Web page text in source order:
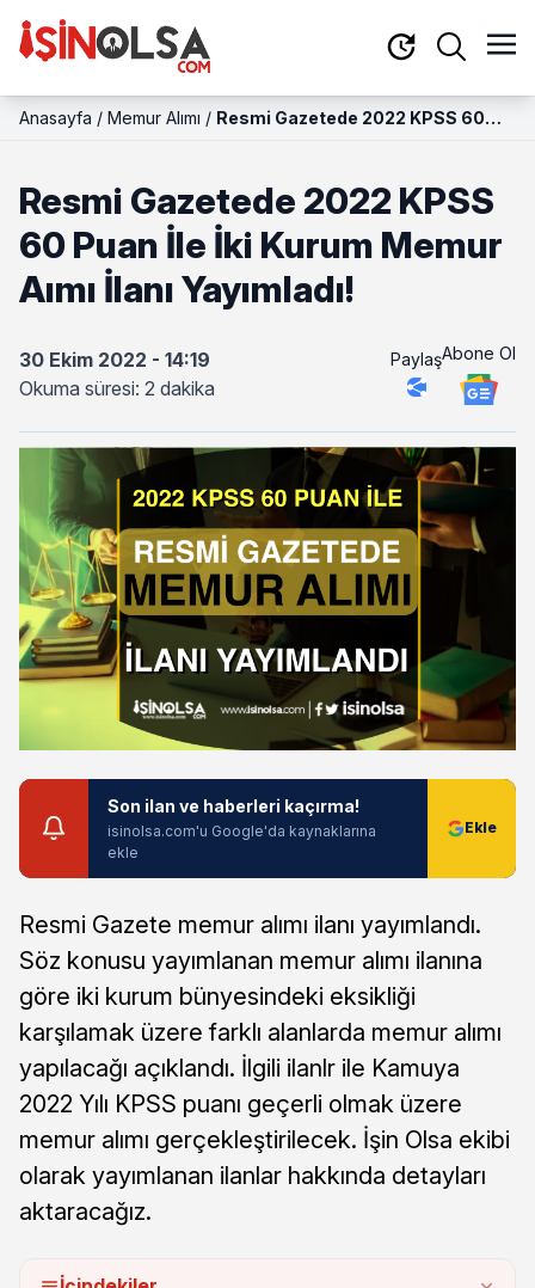
Anasayfa / Memur Alımı / Resmi Gazetede 2022 KPSS 60
Resmi Gazetede 2022 KPSS
60 Puan İle İki Kurum Memur
Aımı İlanı Yayımladı!
30 Ekim 2022 - 14:19
Okuma süresi: 2 dakika
PaylaşAbone Ol
Son ilan ve haberleri kaçırma!
isinolsa.com'u Google'da kaynaklarına
ekle
Resmi Gazete memur alımı ilanı yayımlandı.
Söz konusu yayımlanan memur alımı ilanına
göre iki kurum bünyesindeki eksikliği
karşılamak üzere farklı alanlarda memur alımı
yapılacağı açıklandı. İlgili ilanlr ile Kamuya
2022 Yılı KPSS puanı geçerli olmak üzere
memur alımı gerçekleştirilecek. İşin Olsa ekibi
olarak yayımlanan ilanlar hakkında detayları
aktaracağız.